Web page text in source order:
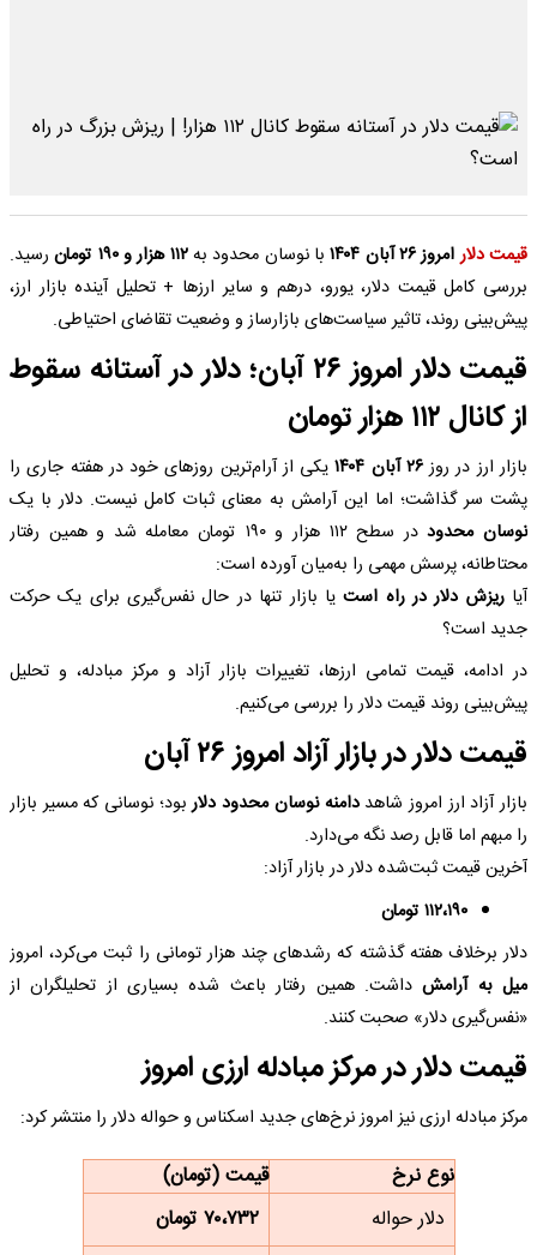
قیمت دلارامروز ۲۶ آبان ۱۴۰۴ با نوسان محدود به۱۱۲ هزار و ۱۹۰ تومان
رسید.
بررسی کامل قیمت دلار، یورو، درهم و سایر ارزها + تحلیل آینده بازار ارز،
پیش‌بینی روند، تاثیر سیاست‌های بازارساز و وضعیت تقاضای احتیاطی.
قیمت دلار امروز ۲۶ آبان؛ دلار در آستانه سقوط
از کانال ۱۱۲ هزار تومان
بازار ارز در روز۲۶ آبان ۱۴۰۴
یکی از آرام‌ترین روزهای خود در هفته جاری را
پشت سر گذاشت؛ اما این آرامش به معنای ثبات کامل نیست. دلار با یک
نوسان محدود
در سطح ۱۱۲ هزار و ۱۹۰ تومان معامله شد و همین رفتار
محتاطانه، پرسش مهمی را به‌میان آورده است:
آیاریزش دلار در راه استیا بازار تنها در حال نفس‌گیری برای یک حرکت
جدید است؟
در ادامه، قیمت‌ تمامی ارزها، تغییرات بازار آزاد و مرکز مبادله، و تحلیل
پیش‌بینی روند قیمت دلار را بررسی می‌کنیم.
قیمت دلار در بازار آزاد امروز ۲۶ آبان
بازار آزاد ارز امروز شاهددامنه نوسان محدود دلاربود؛ نوسانی که مسیر بازار
را مبهم اما قابل رصد نگه می‌دارد.
آخرین قیمت ثبت‌شده دلار در بازار آزاد:
۱۱۲،۱۹۰ تومان
دلار برخلاف هفته گذشته که رشدهای چند هزار تومانی را ثبت می‌کرد، امروز
میل به آرامشداشت. همین رفتار باعث شده بسیاری از تحلیلگران از
«نفس‌گیری دلار» صحبت کنند.
قیمت دلار در مرکز مبادله ارزی امروز
مرکز مبادله ارزی نیز امروز نرخ‌های جدید اسکناس و حواله دلار را منتشر کرد:
نوع نرخ
قیمت (تومان)
دلار حواله
۷۰،۷۳۲ تومان